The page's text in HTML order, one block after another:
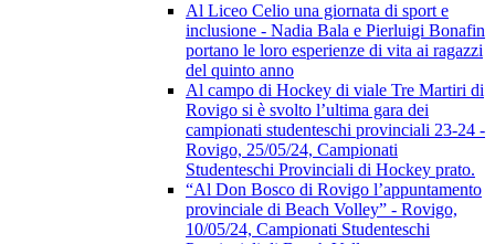
Al Liceo Celio una giornata di sport e
inclusione - Nadia Bala e Pierluigi Bonafin
portano le loro esperienze di vita ai ragazzi
del quinto anno
Al campo di Hockey di viale Tre Martiri di
Rovigo si è svolto l’ultima gara dei
campionati studenteschi provinciali 23-24 -
Rovigo, 25/05/24, Campionati
Studenteschi Provinciali di Hockey prato.
“Al Don Bosco di Rovigo l’appuntamento
provinciale di Beach Volley” - Rovigo,
10/05/24, Campionati Studenteschi